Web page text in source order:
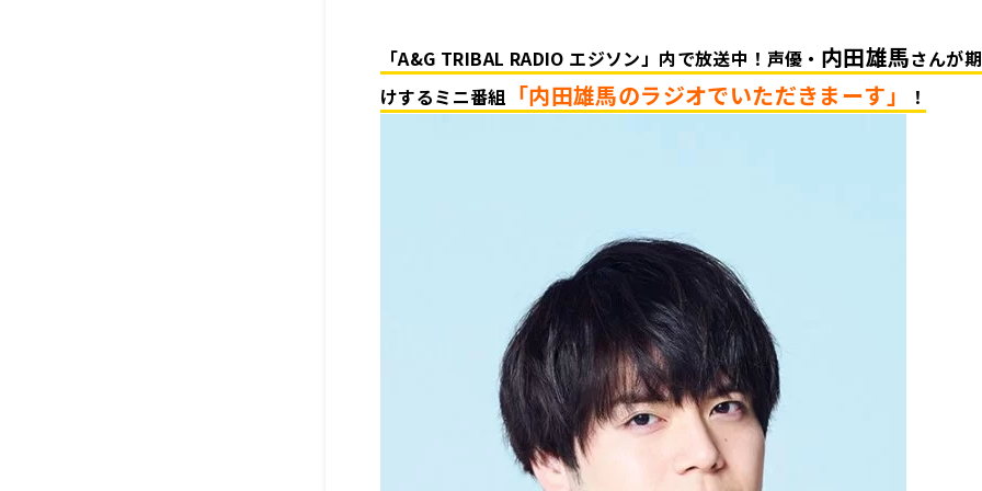
「A&G TRIBAL RADIO エジソン」内で放送中！声優・ 内田雄馬さんが
けするミニ番組 「内田雄馬のラジオでいただきまーす」 ！